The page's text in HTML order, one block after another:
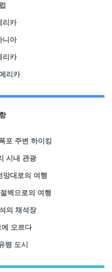
리카
니아
리카
리카
포 주변 하이킹
시내 관광
대로의 여행
벽으로의 여행
의 채석장
오르다
령 도시